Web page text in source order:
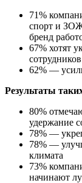
71%
спорт и
бренд
67% хотят
сотрудников
62% —
Результаты
80%
удержание
78% —
78% —
климата
73%
начинают